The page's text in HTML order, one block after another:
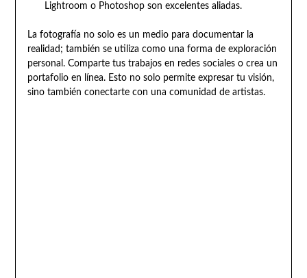
Lightroom o Photoshop son excelentes aliadas.
La fotografía no solo es un medio para documentar la
realidad; también se utiliza como una forma de exploración
personal. Comparte tus trabajos en redes sociales o crea un
portafolio en línea. Esto no solo permite expresar tu visión,
sino también conectarte con una comunidad de artistas.